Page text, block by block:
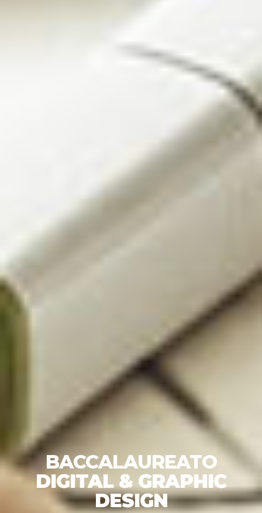
BACCALAUREATO
DIGITAL & GRAPHIC
DESIGN